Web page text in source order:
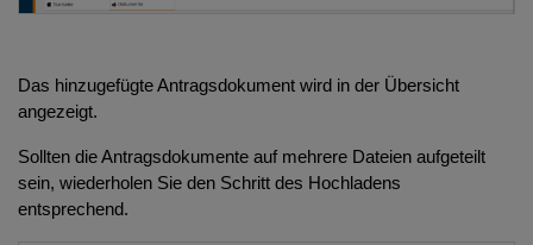
Das hinzugefügte Antragsdokument wird in der Übersicht
angezeigt.
Sollten die Antragsdokumente auf mehrere Dateien aufgeteilt
sein, wiederholen Sie den Schritt des Hochladens
entsprechend.